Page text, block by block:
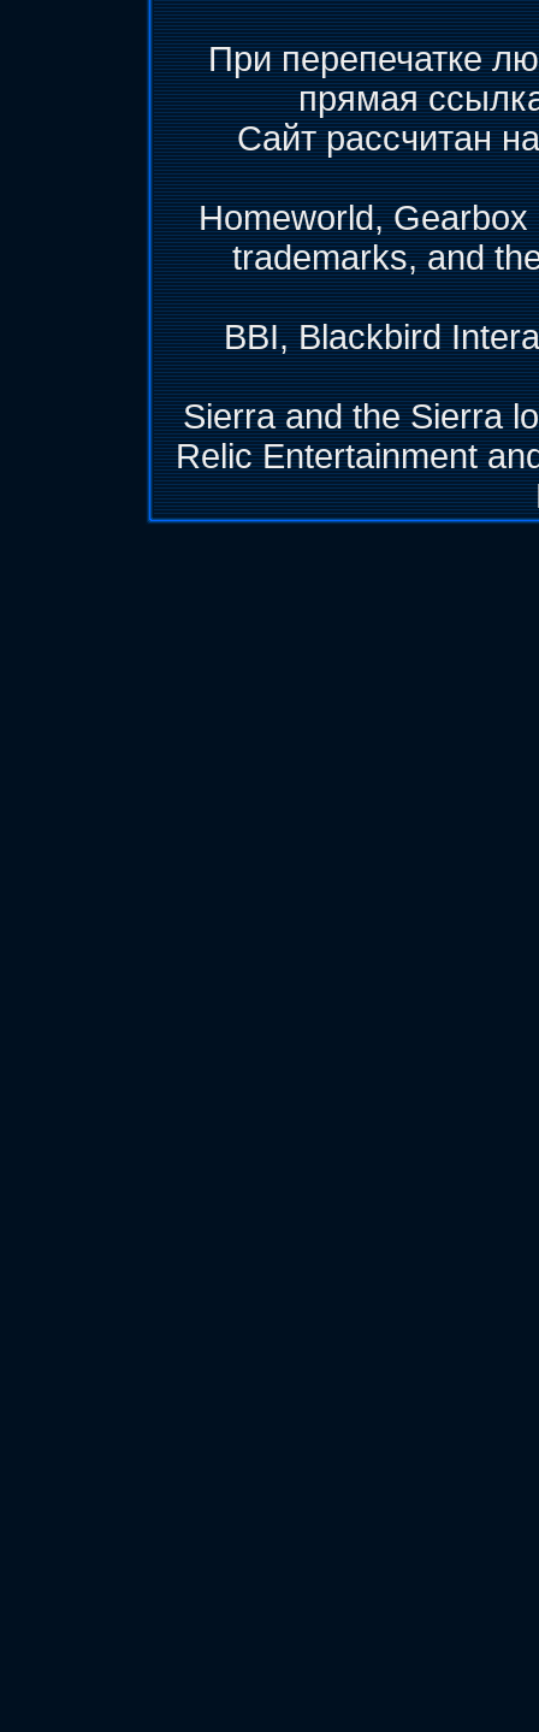
При перепечатке
прямая
Сайт рассчитан
Homeworld,
trademarks, and
BBI, Blackbird
Sierra and the Sierra
Relic Entertainment